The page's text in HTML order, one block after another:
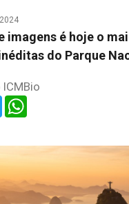
imagens é hoje o
do Parque
Twitter